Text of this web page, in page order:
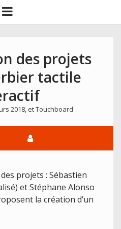
open
menu
des projets
tactile
2018, etTouchboard
projets : Sébastien
et Stéphane Alonso
la création d’un